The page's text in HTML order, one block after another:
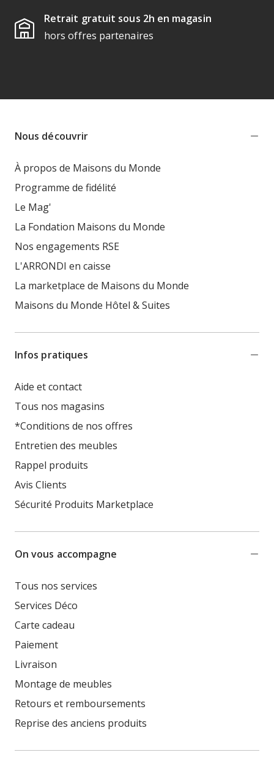
Retrait gratuit sous 2h en magasin
hors offres partenaires
Nous découvrir
À propos de Maisons du Monde
Programme de fidélité
Le Mag'
La Fondation Maisons du Monde
Nos engagements RSE
L'ARRONDI en caisse
La marketplace de Maisons du Monde
Maisons du Monde Hôtel & Suites
Infos pratiques
Aide et contact
Tous nos magasins
*Conditions de nos offres
Entretien des meubles
Rappel produits
Avis Clients
Sécurité Produits Marketplace
On vous accompagne
Tous nos services
Services Déco
Carte cadeau
Paiement
Livraison
Montage de meubles
Retours et remboursements
Reprise des anciens produits